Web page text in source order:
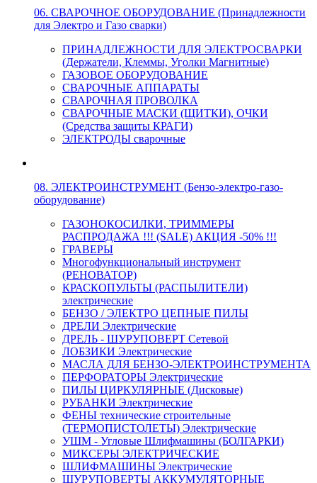
06. СВАРОЧНОЕ ОБОРУДОВАНИЕ (Принадлежности
для Электро и Газо сварки)
ПРИНАДЛЕЖНОСТИ ДЛЯ ЭЛЕКТРОСВАРКИ
(Держатели, Клеммы, Уголки Магнитные)
ГАЗОВОЕ ОБОРУДОВАНИЕ
СВАРОЧНЫЕ АППАРАТЫ
СВАРОЧНАЯ ПРОВОЛКА
СВАРОЧНЫЕ МАСКИ (ЩИТКИ), ОЧКИ
(Средства защиты КРАГИ)
ЭЛЕКТРОДЫ сварочные
08. ЭЛЕКТРОИНСТРУМЕНТ (Бензо-электро-газо-
оборудование)
ГАЗОНОКОСИЛКИ, ТРИММЕРЫ
РАСПРОДАЖА !!! (SALE) АКЦИЯ -50% !!!
ГРАВЕРЫ
Многофункциональный инструмент
(РЕНОВАТОР)
КРАСКОПУЛЬТЫ (РАСПЫЛИТЕЛИ)
электрические
БЕНЗО / ЭЛЕКТРО ЦЕПНЫЕ ПИЛЫ
ДРЕЛИ Электрические
ДРЕЛЬ - ШУРУПОВЕРТ Сетевой
ЛОБЗИКИ Электрические
МАСЛА ДЛЯ БЕНЗО-ЭЛЕКТРОИНСТРУМЕНТА
ПЕРФОРАТОРЫ Электрические
ПИЛЫ ЦИРКУЛЯРНЫЕ (Дисковые)
РУБАНКИ Электрические
ФЕНЫ технические строительные
(ТЕРМОПИСТОЛЕТЫ) Электрические
УШМ - Угловые Шлифмашины (БОЛГАРКИ)
МИКСЕРЫ ЭЛЕКТРИЧЕСКИЕ
ШЛИФМАШИНЫ Электрические
ШУРУПОВЕРТЫ АККУМУЛЯТОРНЫЕ